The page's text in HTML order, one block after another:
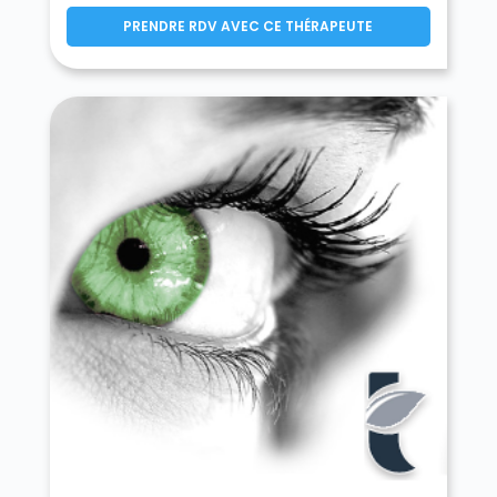
Fontenay-le-Vicomte 91540
Forges-les-Bains 91470
Gif-sur-Yvette 91190
Gironville-sur-Essonne 91720
Gometz-la-Ville 91400
Gometz-le-Châtel 91940
Grigny 91350
Guigneville-sur-Essonne 91590
Guillerval 91690
Igny 91430
Itteville 91760
Janville-sur-Juine 91510
Janvry 91640
Juvisy-sur-Orge 91260
La Ferté-Alais 91590
La Forêt-le-Roi 91410
La Forêt-Sainte-Croix 91150
La Norville 91290
La Ville-du-Bois 91620
La Ville-du-Bois 91140
Lardy 91510
Le Coudray-Montceaux 91830
Le Plessis-Pâté 91220
Le Val-Saint-Germain 91530
Les Ulis 91940
Leuville-sur-Orge 91310
PRENDRE RDV AVEC CE THÉRAPEUTE